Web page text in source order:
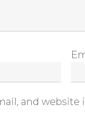
and